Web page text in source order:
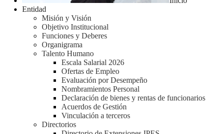
Entidad
Misión y Visión
Objetivo Institucional
Funciones y Deberes
Organigrama
Talento Humano
Escala Salarial 2026
Ofertas de Empleo
Evaluación por Desempeño
Nombramientos Personal
Declaración de bienes y rentas de funcionarios
Acuerdos de Gestión
Vinculación a terceros
Directorios